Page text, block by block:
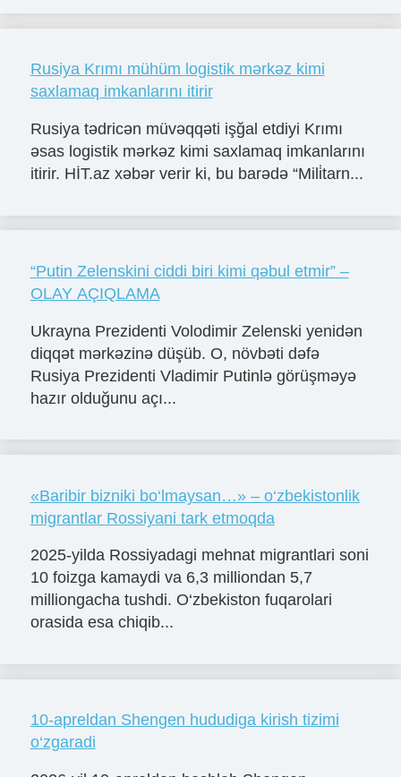
Rusiya Krımı mühüm logistik mərkəz kimi
saxlamaq imkanlarını itirir
Rusiya tədricən müvəqqəti işğal etdiyi Krımı
əsas logistik mərkəz kimi saxlamaq imkanlarını
itirir. HİT.az xəbər verir ki, bu barədə “Mili̇tarn...
“Putin Zelenskini ciddi biri kimi qəbul etmir” –
OLAY AÇIQLAMA
Ukrayna Prezidenti Volodimir Zelenski yenidən
diqqət mərkəzinə düşüb. O, növbəti dəfə
Rusiya Prezidenti Vladimir Putinlə görüşməyə
hazır olduğunu açı...
«Baribir bizniki bo‘lmaysan…» – o‘zbekistonlik
migrantlar Rossiyani tark etmoqda
2025-yilda Rossiyadagi mehnat migrantlari soni
10 foizga kamaydi va 6,3 milliondan 5,7
milliongacha tushdi. O‘zbekiston fuqarolari
orasida esa chiqib...
10-apreldan Shengen hududiga kirish tizimi
o‘zgaradi